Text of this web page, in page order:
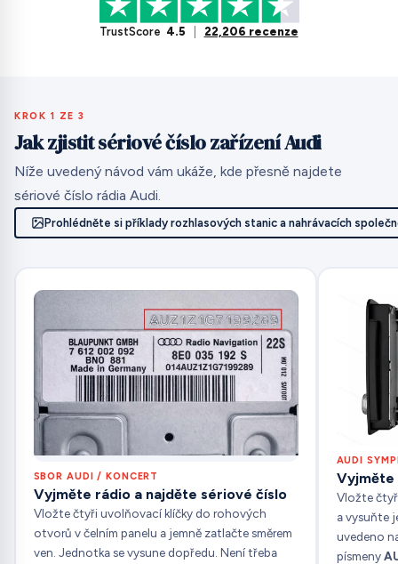
TrustScore 4.5 22,206 recenze
KROK 1 ZE 3
Jak zjistit sériové číslo zařízení Audi
Níže uvedený návod vám ukáže, kde přesně najdete
sériové číslo rádia Audi.
Prohlédněte si příklady rozhlasových stanic a nahrávacích
SBOR AUDI / KONCERT
Vyjměte rádio a najděte sériové číslo
Vložte čtyři uvolňovací klíčky do rohových
otvorů v čelním panelu a jemně zatlačte směrem
ven. Jednotka se vysune dopředu. Není třeba
AUDI
Vyjměte
Vložte
a vysuňte
uvedeno
písmeny